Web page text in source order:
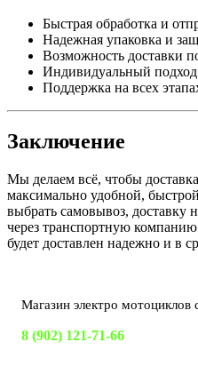
Быстрая обработка и
Надежная упаковка и
Возможность доставки
Индивидуальный
Поддержка на всех
Заключение
Мы делаем всё, чтобы
максимально удобной,
выбрать самовывоз, доставку
через транспортную
будет доставлен надежно и в
Магазин электро мотоциклов
8 (902) 121-71-66